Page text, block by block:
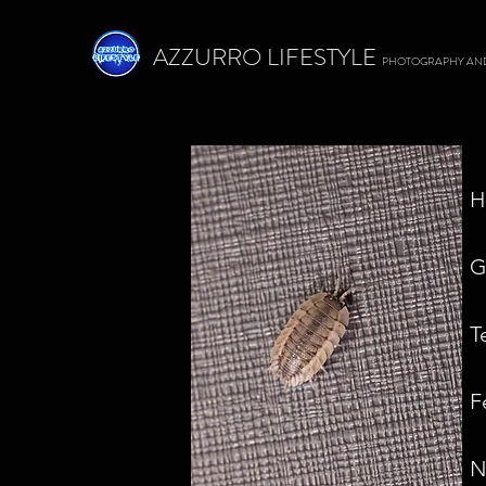
AZZURRO LIFESTYLE PHOTOGRAPHY